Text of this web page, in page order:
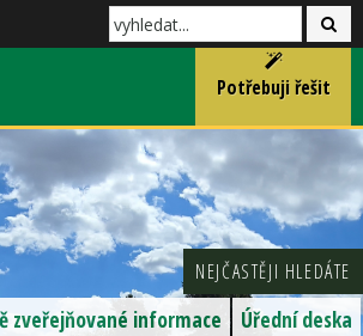
Potřebuji řešit
NEJČASTĚJI HLEDÁTE
Úřední deska
zveřejňované informace